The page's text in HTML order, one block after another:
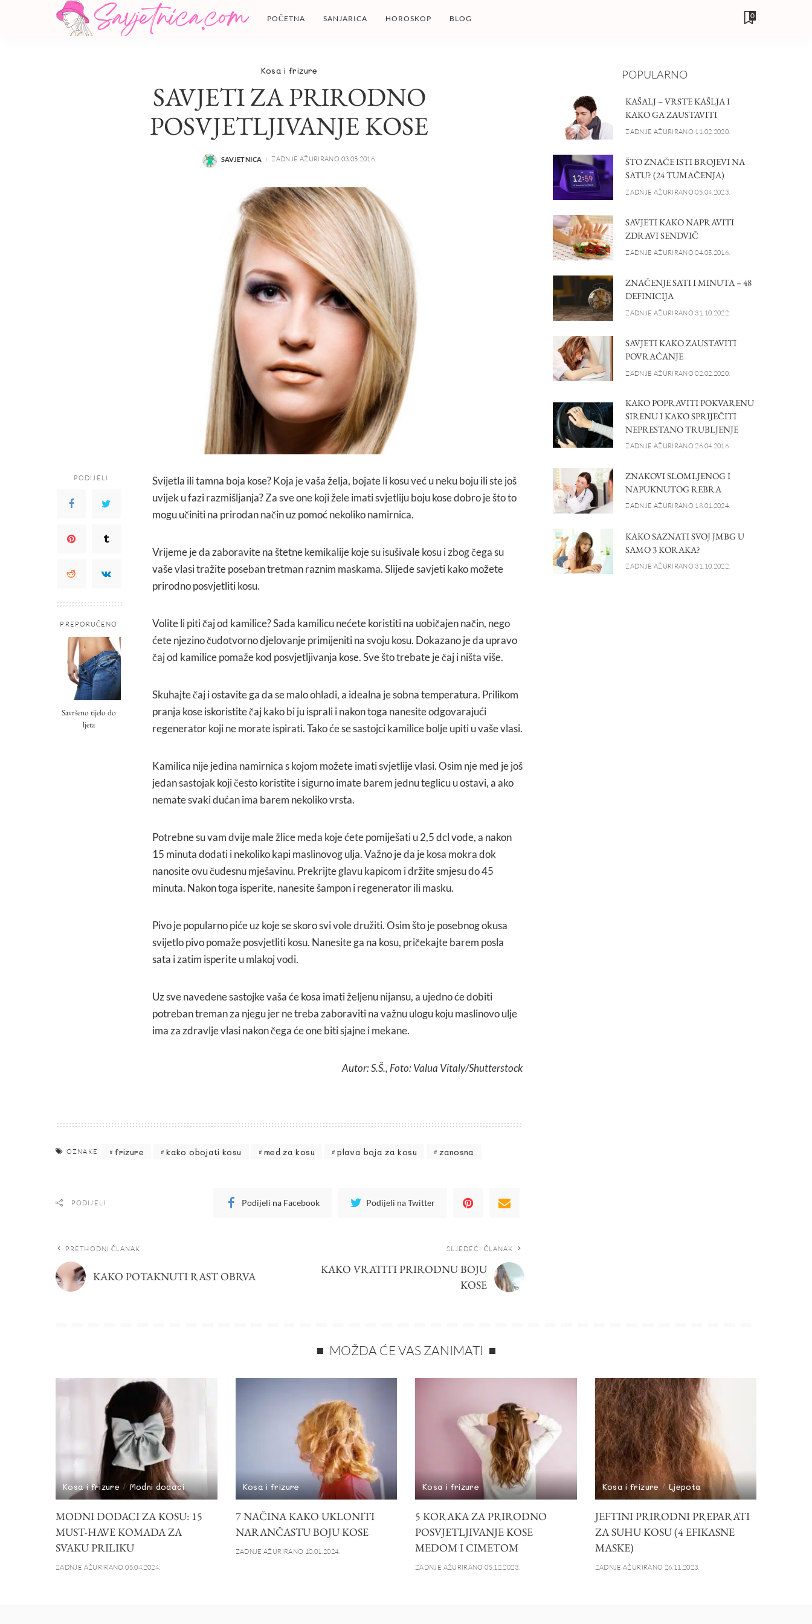
POČETNA SANJARICA HOROSKOP BLOG 0
Kosa i frizure
SAVJETI ZA PRIRODNO
POSVJETLJIVANJE KOSE
POSTED
SAVJETNICA ZADNJE AŽURIRANO 03.05.2016.
PODIJELI
PREPORUČENO
Savršeno tijelo do
ljeta
Svijetla ili tamna boja kose? Koja je vaša želja, bojate li kosu već u neku boju ili ste još
uvijek u fazi razmišljanja? Za sve one koji žele imati svjetliju boju kose dobro je što to
mogu učiniti na prirodan način uz pomoć nekoliko namirnica.
Vrijeme je da zaboravite na štetne kemikalije koje su isušivale kosu i zbog čega su
vaše vlasi tražite poseban tretman raznim maskama. Slijede savjeti kako možete
prirodno posvjetliti kosu.
Volite li piti čaj od kamilice? Sada kamilicu nećete koristiti na uobičajen način, nego
ćete njezino čudotvorno djelovanje primijeniti na svoju kosu. Dokazano je da upravo
čaj od kamilice pomaže kod posvjetljivanja kose. Sve što trebate je čaj i ništa više.
Skuhajte čaj i ostavite ga da se malo ohladi, a idealna je sobna temperatura. Prilikom
pranja kose iskoristite čaj kako bi ju isprali i nakon toga nanesite odgovarajući
regenerator koji ne morate ispirati. Tako će se sastojci kamilice bolje upiti u vaše vlasi.
Kamilica nije jedina namirnica s kojom možete imati svjetlije vlasi. Osim nje med je još
jedan sastojak koji često koristite i sigurno imate barem jednu teglicu u ostavi, a ako
nemate svaki dućan ima barem nekoliko vrsta.
Potrebne su vam dvije male žlice meda koje ćete pomiješati u 2,5 dcl vode, a nakon
15 minuta dodati i nekoliko kapi maslinovog ulja. Važno je da je kosa mokra dok
nanosite ovu čudesnu mješavinu. Prekrijte glavu kapicom i držite smjesu do 45
minuta. Nakon toga isperite, nanesite šampon i regenerator ili masku.
Pivo je popularno piće uz koje se skoro svi vole družiti. Osim što je posebnog okusa
svijetlo pivo pomaže posvjetliti kosu. Nanesite ga na kosu, pričekajte barem posla
sata i zatim isperite u mlakoj vodi.
Uz sve navedene sastojke vaša će kosa imati željenu nijansu, a ujedno će dobiti
potreban treman za njegu jer ne treba zaboraviti na važnu ulogu koju maslinovo ulje
ima za zdravlje vlasi nakon čega će one biti sjajne i mekane.
Autor: S.Š., Foto: Valua Vitaly/Shutterstock
OZNAKE frizure kako obojati kosu med za kosu plava boja za kosu zanosna
PODIJELI Podijeli na Facebook Podijeli na Twitter
PRETHODNI ČLANAK
KAKO POTAKNUTI RAST OBRVA
SLJEDEĆI ČLANAK
KAKO VRATITI PRIRODNU BOJU
KOSE
POPULARNO
KAŠALJ – VRSTE KAŠLJA I
KAKO GA ZAUSTAVITI
ZADNJE AŽURIRANO 11.02.2020.
ŠTO ZNAČE ISTI BROJEVI NA
SATU? (24 TUMAČENJA)
ZADNJE AŽURIRANO 05.04.2023.
SAVJETI KAKO NAPRAVITI
ZDRAVI SENDVIČ
ZADNJE AŽURIRANO 04.05.2016.
ZNAČENJE SATI I MINUTA – 48
DEFINICIJA
ZADNJE AŽURIRANO 31.10.2022.
SAVJETI KAKO ZAUSTAVITI
POVRAĆANJE
ZADNJE AŽURIRANO 02.02.2020.
KAKO POPRAVITI POKVARENU
SIRENU I KAKO SPRIJEČITI
NEPRESTANO TRUBLJENJE
ZADNJE AŽURIRANO 26.04.2016.
ZNAKOVI SLOMLJENOG I
NAPUKNUTOG REBRA
ZADNJE AŽURIRANO 18.01.2024.
KAKO SAZNATI SVOJ JMBG U
SAMO 3 KORAKA?
ZADNJE AŽURIRANO 31.10.2022.
MOŽDA ĆE VAS ZANIMATI
Kosa i frizure Modni dodaci
MODNI DODACI ZA KOSU: 15
MUST-HAVE KOMADA ZA
SVAKU PRILIKU
ZADNJE AŽURIRANO 05.04.2024.
Kosa i frizure
7 NAČINA KAKO UKLONITI
NARANČASTU BOJU KOSE
ZADNJE AŽURIRANO 10.01.2024.
Kosa i frizure
5 KORAKA ZA PRIRODNO
POSVJETLJIVANJE KOSE
MEDOM I CIMETOM
ZADNJE AŽURIRANO 05.12.2023.
Kosa i frizure Ljepota
JEFTINI PRIRODNI PREPARATI
ZA SUHU KOSU (4 EFIKASNE
MASKE)
ZADNJE AŽURIRANO 26.11.2023.